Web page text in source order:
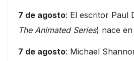
7 de agosto: El escritor Paul
The Animated Series) nace en
7 de agosto: Michael